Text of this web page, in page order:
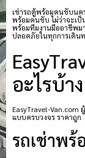
เช่ารถตู้พร้อมคนขับนค
พร้อมคนขับ ไม่ว่าจะเป็
พร้อมทีมงานมืออาชีพม
ปลอดภัยในทุกการเดิน
อะไรบ้าง
EasyTravel-Van.com
แบบครบวงจร ราคาถูก
รถเช่าพ